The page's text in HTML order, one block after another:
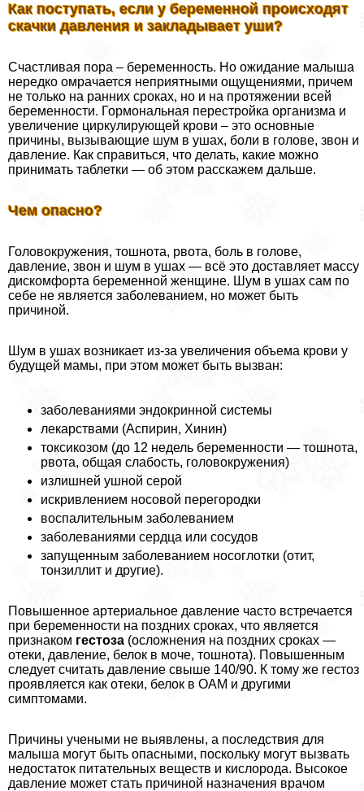
Как поступать, если у беременной происходят
скачки давления и закладывает уши?
Счастливая пора – беременность. Но ожидание малыша
нередко омрачается неприятными ощущениями, причем
не только на ранних сроках, но и на протяжении всей
беременности. Гормональная перестройка организма и
увеличение циркулирующей крови – это основные
причины, вызывающие шум в ушах, боли в голове, звон и
давление. Как справиться, что делать, какие можно
принимать таблетки — об этом расскажем дальше.
Чем опасно?
Головокружения, тошнота, рвота, боль в голове,
давление, звон и шум в ушах — всё это доставляет массу
дискомфорта беременной женщине. Шум в ушах сам по
себе не является заболеванием, но может быть
причиной.
Шум в ушах возникает из-за увеличения объема крови у
будущей мамы, при этом может быть вызван:
заболеваниями эндокринной системы
лекарствами (Аспирин, Хинин)
токсикозом (до 12 недель беременности — тошнота,
рвота, общая слабость, головокружения)
излишней ушной серой
искривлением носовой перегородки
воспалительным заболеванием
заболеваниями сердца или сосудов
запущенным заболеванием носоглотки (отит,
тонзиллит и другие).
Повышенное артериальное давление часто встречается
при беременности на поздних сроках, что является
признаком гестоза (осложнения на поздних сроках —
отеки, давление, белок в моче, тошнота). Повышенным
следует считать давление свыше 140/90. К тому же гестоз
проявляется как отеки, белок в ОАМ и другими
симптомами.
Причины учеными не выявлены, а последствия для
малыша могут быть опасными, поскольку могут вызвать
недостаток питательных веществ и кислорода. Высокое
давление может стать причиной назначения врачом